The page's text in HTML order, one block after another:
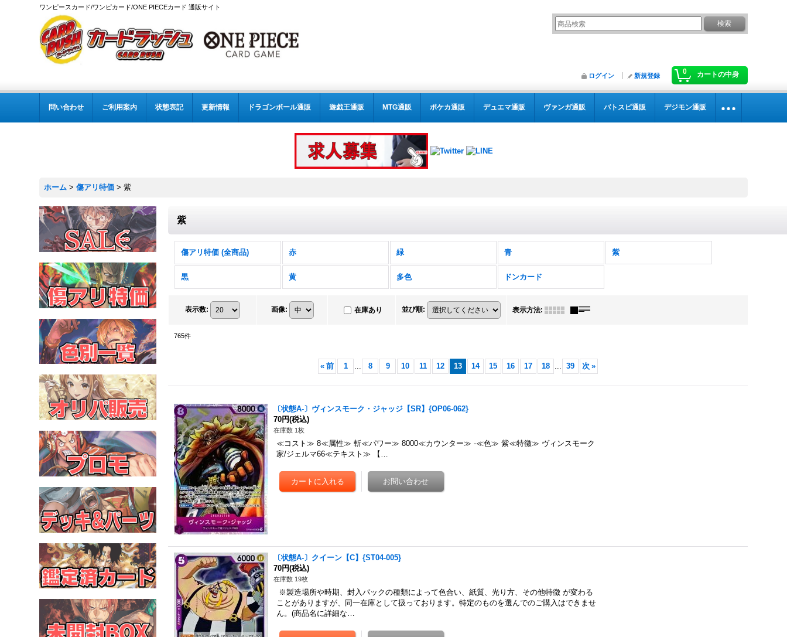
ワンピースカード/ワンピカード/ONE PIECEカード 通販サイト
0 カートの中身
ログイン 新規登録
問い合わせ ご利用案内 状態表記 更新情報 ドラゴンボール通販 遊戯王通販 MTG通販 ポケカ通販 デュエマ通販 ヴァンガ通販 バトスピ通販 デジモン通販
ホーム > 傷アリ特価 > 紫
紫
傷アリ特価 (全商品) 赤 緑 青 紫
黒 黄 多色 ドンカード
表示数: 画像: 在庫あり 並び順: 表示方法:
765件
« 前 1 ... 8 9 10 11 12 13 14 15 16 17 18 ... 39 次 »
〔状態A-〕ヴィンスモーク・ジャッジ【SR】{OP06-062}
70円(税込)
在庫数 1枚
≪コスト≫ 8≪属性≫ 斬≪パワー≫ 8000≪カウンター≫ -≪色≫ 紫≪特徴≫ ヴィンスモーク
家/ジェルマ66≪テキスト≫ 【…
〔状態A-〕クイーン【C】{ST04-005}
70円(税込)
在庫数 19枚
※製造場所や時期、封入パックの種類によって色合い、紙質、光り方、その他特徴 が変わる
ことがありますが、同一在庫として扱っております。特定のものを選んでのご購入はできませ
ん。(商品名に詳細な…